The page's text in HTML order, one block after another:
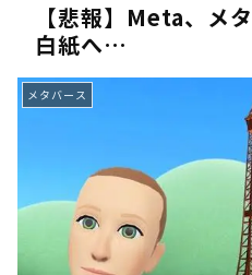
《どうしてこうなった！？》
《人気No.1は誰だ？》順位で
《未だ謎多きキャラ達の順位
《アニメ2期＆3期が強い》「
《強者達が上位に立ち並ぶ》
36歳の彼女と結婚したいのに
【ホロライブ】アキロゼARK2
【悲報】Meta、メ
白紙へ…
メタバース